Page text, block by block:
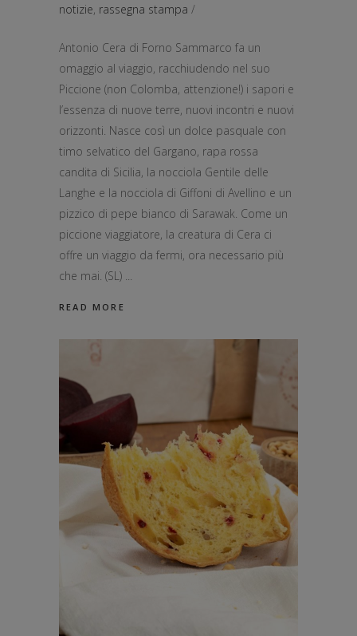
notizie, rassegna stampa
Antonio Cera di Forno Sammarco fa un
omaggio al viaggio, racchiudendo nel suo
Piccione (non Colomba, attenzione!) i sapori e
l’essenza di nuove terre, nuovi incontri e nuovi
orizzonti. Nasce così un dolce pasquale con
timo selvatico del Gargano, rapa rossa
candita di Sicilia, la nocciola Gentile delle
Langhe e la nocciola di Giffoni di Avellino e un
pizzico di pepe bianco di Sarawak. Come un
piccione viaggiatore, la creatura di Cera ci
offre un viaggio da fermi, ora necessario più
che mai. (SL)
READ MORE